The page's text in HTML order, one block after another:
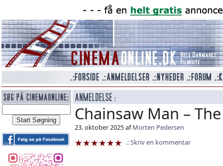
Chainsaw Man –
23. oktober 2025 afMorten Pedersen
Skriv en kommentar